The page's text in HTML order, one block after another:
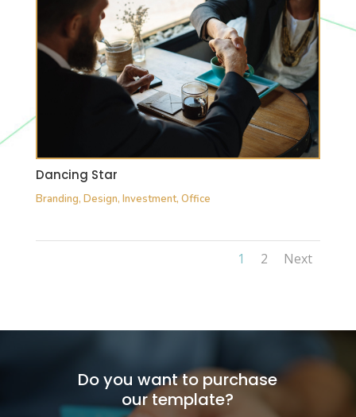
Dancing Star
Branding, Design, Investment, Office
1 2 Next
Do you want to purchase
our template?